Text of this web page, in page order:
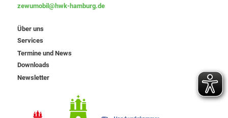
zewumobil@hwk-hamburg.de
Über uns
Services
Termine und News
Downloads
Newsletter